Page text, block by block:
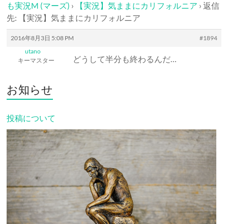
も実況M (マーズ) › 【実況】気ままにカリフォルニア › 返信
先: 【実況】気ままにカリフォルニア
2016年8月3日 5:08 PM
#1894
utano
キーマスター
どうして半分も終わるんだ…
お知らせ
投稿について